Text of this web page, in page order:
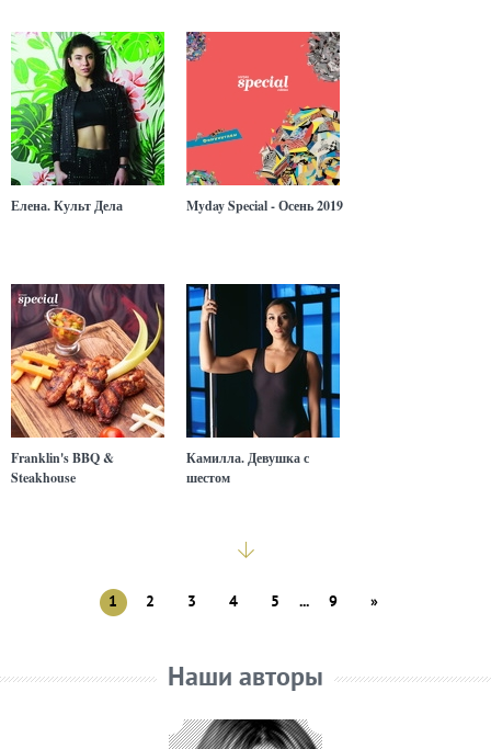
Елена. Культ Дела Myday Special - Осень 2019
Franklin's BBQ &
Steakhouse
Камилла. Девушка с
шестом
1 2 3 4 5 ... 9 »
Наши авторы